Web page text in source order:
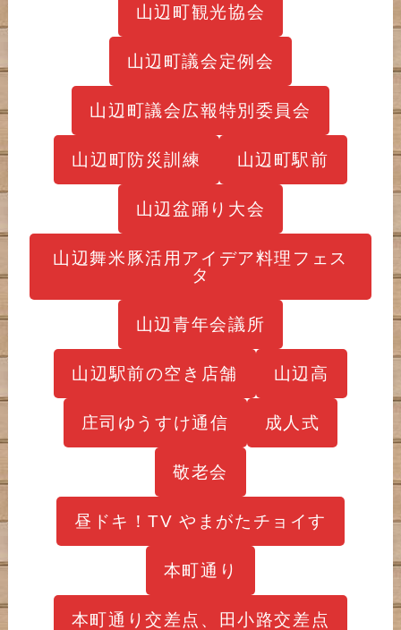
山辺町観光協会
山辺町議会定例会
山辺町議会広報特別委員会
山辺町防災訓練 山辺町駅前
山辺盆踊り大会
山辺舞米豚活用アイデア料理フェス
タ
山辺青年会議所
山辺駅前の空き店舗 山辺高
庄司ゆうすけ通信 成人式
敬老会
昼ドキ！TV やまがたチョイす
本町通り
本町通り交差点、田小路交差点